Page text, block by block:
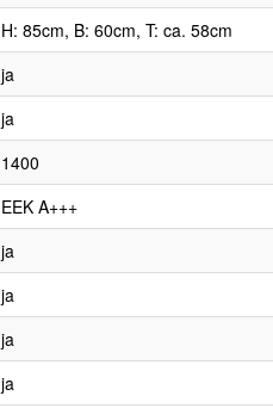
H: 85cm, B: 60cm, T: ca. 58cm
ja
ja
1400
EEK A+++
ja
ja
ja
ja